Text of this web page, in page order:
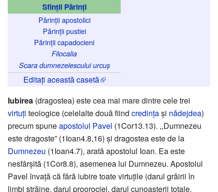
Sfinții Părinți
Părinții apostolici
Părinții pustiei
Părinții capadocieni
Filocalia
Scara dumnezeiescului urcuș
Editați această casetă
Iubirea (dragostea) este cea mai mare dintre cele trei
virtuţi teologice (celelalte două fiind credinţaşi nădejdea)
precum spuneapostolul Pavel (1Cor13.13). ,,Dumnezeu
este dragoste” (1Ioan4.8,16) şi dragostea este de la
Dumnezeu (1Ioan4.7), arată apostolul Ioan. Ea este
nesfârşită (1Cor8.8), asemenea lui Dumnezeu. Apostolul
Pavel învaţă că fără iubire toate virtuţile (darul grăirii în
limbi străine, darul proorociei, darul cunoaşterii totale,